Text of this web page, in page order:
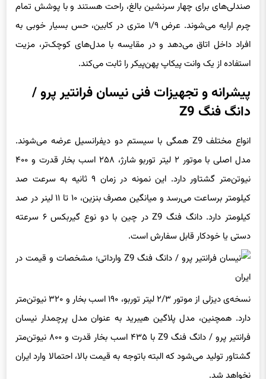
چرم ارایه می‌شوند. عرض ۱/۹ متری در کابین، حس بسیار خوبی به
افراد داخل اتاق می‌دهد و در مقایسه با مدل‌های کوچک‌تر، مزیت
استفاده از یک وانت پیکاپ پهن‌پیکر را ثابت می‌کند.
پیشرانه و تجهیزات فنی نیسان فرانتیر پرو /
دانگ فنگ Z9
مدل اصلی با موتور ۲ لیتر توربو شارژ، ۲۵۸ اسب بخار قدرت و ۴۰۰
نیوتن‌متر گشتاور دارد. این نمونه در زمان ۹ ثانیه به سرعت صد
کیلومتر برساعت می‌رسد و میانگین مصرف بنزین، ۱۰ تا ۱۱ لینر در صد
کیلومتر دارد. دانگ فنگ Z9 در چین با دو نوع گیربکس ۶ سرعته
دستی یا خودکار قابل سفارش است.
دارد. همچنین، مدل پلاگین هیبرید به عنوان مدل پرچمدار نیسان
فرانتیر پرو / دانگ فنگ Z9 با ۴۳۵ اسب بخار قدرت و ۸۰۰ نیوتن‌متر
گشتاور تولید می‌شود که البته باتوجه به قیمت بالا، احتمالا وارد ایران
نخواهد شد.